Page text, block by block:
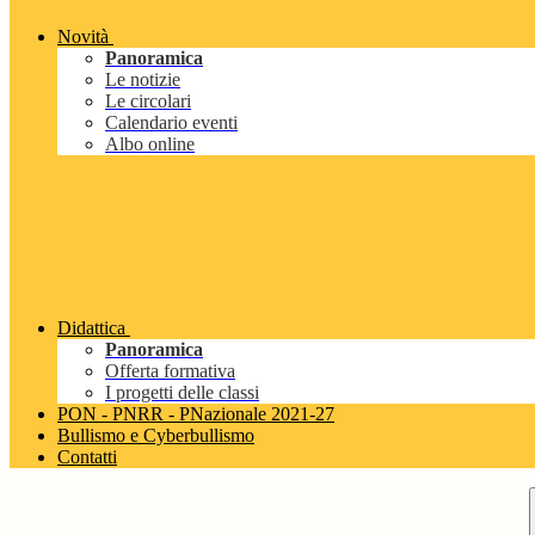
Novità
Panoramica
Le notizie
Le circolari
Calendario eventi
Albo online
Didattica
Panoramica
Offerta formativa
I progetti delle classi
PON - PNRR - PNazionale 2021-27
Bullismo e Cyberbullismo
Contatti